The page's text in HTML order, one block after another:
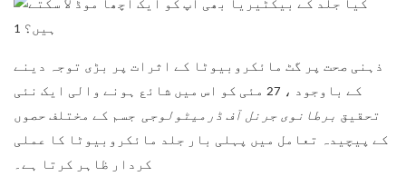
ذہنی صحت پر گٹ مائکروبیوٹا کے اثرات پر بڑی توجہ دینے
کے باوجود ، 27 مئی کو اس میں شائع ہونے والی ایک نئی
تحقیق برطانوی جرنل آف ڈرمیٹولوجی جسم کے مختلف حصوں
کے پیچیدہ تعامل میں پہلی بار جلد مائکروبیوٹا کا عملی
کردار ظاہر کرتا ہے۔